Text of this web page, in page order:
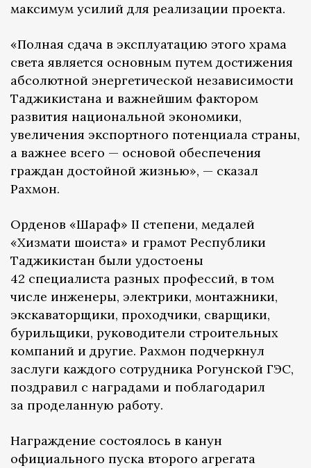
максимум усилий для реализации проекта.
«Полная сдача в эксплуатацию этого храма
света является основным путем достижения
абсолютной энергетической независимости
Таджикистана и важнейшим фактором
развития национальной экономики,
увеличения экспортного потенциала страны,
а важнее всего — основой обеспечения
граждан достойной жизнью», — сказал
Рахмон.
Орденов «Шараф» II степени, медалей
«Хизмати шоиста» и грамот Республики
Таджикистан были удостоены
42 специалиста разных профессий, в том
числе инженеры, электрики, монтажники,
экскаваторщики, проходчики, сварщики,
бурильщики, руководители строительных
компаний и другие. Рахмон подчеркнул
заслуги каждого сотрудника Рогунской ГЭС,
поздравил с наградами и поблагодарил
за проделанную работу.
Награждение состоялось в канун
официального пуска второго агрегата